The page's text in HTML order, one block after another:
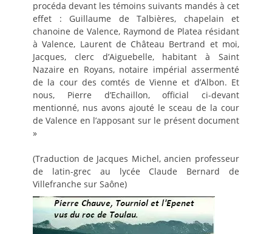
procéda devant les témoins suivants mandés à cet
effet : Guillaume de Talbières, chapelain et
chanoine de Valence, Raymond de Platea résidant
à Valence, Laurent de Château Bertrand et moi,
Jacques, clerc d’Aiguebelle, habitant à Saint
Nazaire en Royans, notaire impérial assermenté
de la cour des comtés de Vienne et d’Albon. Et
nous, Pierre d’Echaillon, official ci-devant
mentionné, nus avons ajouté le sceau de la cour
de Valence en l’apposant sur le présent document
»
(Traduction de Jacques Michel, ancien professeur
de latin-grec au lycée Claude Bernard de
Villefranche sur Saône)